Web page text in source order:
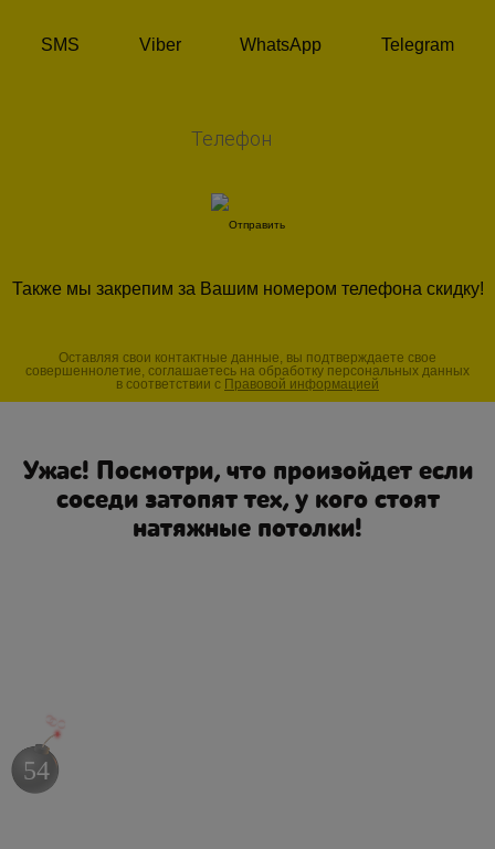
SMS Viber WhatsApp Telegram
Также мы закрепим за Вашим номером телефона скидку!
Оставляя свои контактные данные, вы подтверждаете свое
совершеннолетие, соглашаетесь на обработку персональных данных
в соответствии с Правовой информацией
Ужас! Посмотри, что произойдет если
соседи затопят тех, у кого стоят
натяжные потолки!
53